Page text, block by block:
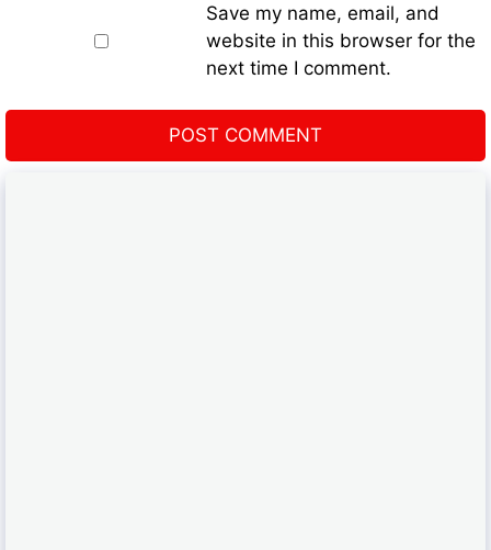
Save my name, email, and
website in this browser for the
next time I comment.